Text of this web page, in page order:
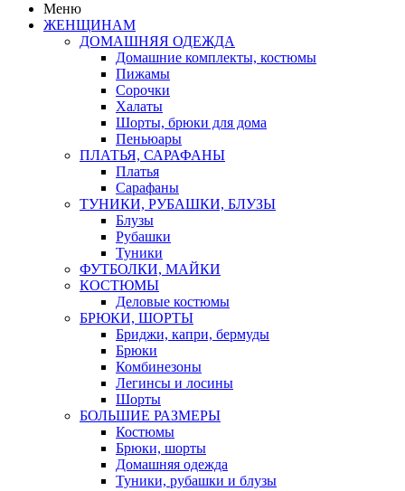
Меню
ЖЕНЩИНАМ
ДОМАШНЯЯ ОДЕЖДА
Домашние комплекты, костюмы
Пижамы
Сорочки
Халаты
Шорты, брюки для дома
Пеньюары
ПЛАТЬЯ, САРАФАНЫ
Платья
Сарафаны
ТУНИКИ, РУБАШКИ, БЛУЗЫ
Блузы
Рубашки
Туники
ФУТБОЛКИ, МАЙКИ
КОСТЮМЫ
Деловые костюмы
БРЮКИ, ШОРТЫ
Бриджи, капри, бермуды
Брюки
Комбинезоны
Легинсы и лосины
Шорты
БОЛЬШИЕ РАЗМЕРЫ
Костюмы
Брюки, шорты
Домашняя одежда
Туники, рубашки и блузы